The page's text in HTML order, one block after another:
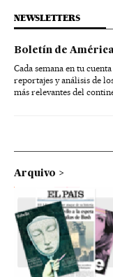
NEWSLETTERS
Boletín de
Cada semana en tu
reportajes y análisis de
más relevantes del
Arquivo